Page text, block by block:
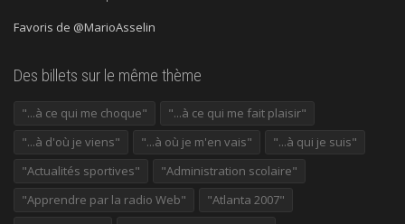
Favoris de @MarioAsselin
Des billets sur le même thème
"...à ce qui me choque"
"...à ce qui me fait plaisir"
"...à d'où je viens"
"...à où je m'en vais"
"...à qui je suis"
"Actualités sportives"
"Administration scolaire"
"Apprendre par la radio Web"
"Atlanta 2007"